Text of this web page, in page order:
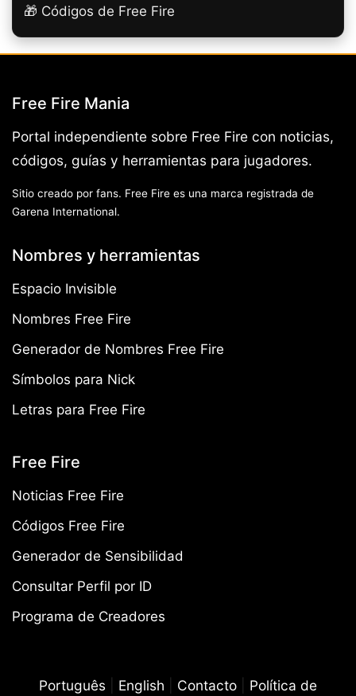
🎁 Códigos de Free Fire
Free Fire Mania
Portal independiente sobre Free Fire con noticias,
códigos, guías y herramientas para jugadores.
Sitio creado por fans. Free Fire es una marca registrada de
Garena International.
Nombres y herramientas
Espacio Invisible
Nombres Free Fire
Generador de Nombres Free Fire
Símbolos para Nick
Letras para Free Fire
Free Fire
Noticias Free Fire
Códigos Free Fire
Generador de Sensibilidad
Consultar Perfil por ID
Programa de Creadores
Português English Contacto Política de